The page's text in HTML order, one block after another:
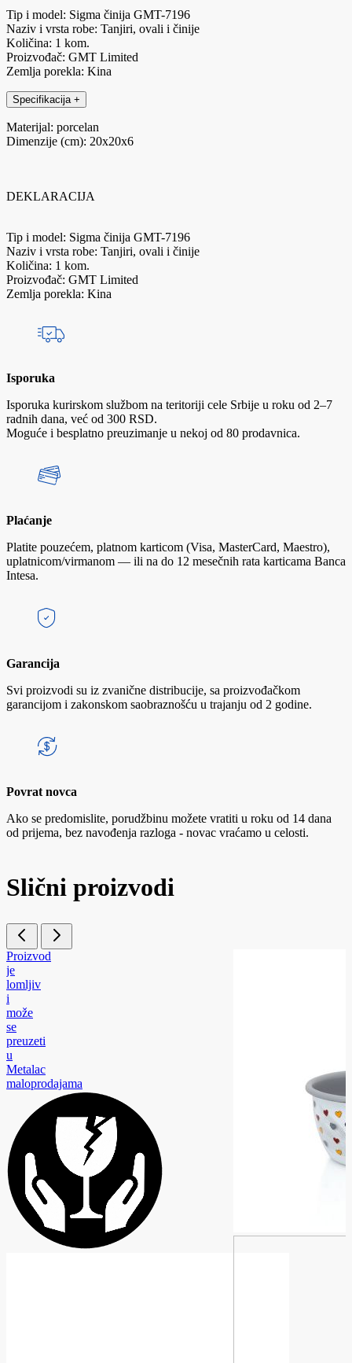
Tip i model: Sigma činija GMT-7196
Naziv i vrsta robe: Tanjiri, ovali i činije
Količina: 1 kom.
Proizvođač: GMT Limited
Zemlja porekla: Kina
Specifikacija +
Materijal: porcelan
Dimenzije (cm): 20x20x6
DEKLARACIJA
Tip i model: Sigma činija GMT-7196
Naziv i vrsta robe: Tanjiri, ovali i činije
Količina: 1 kom.
Proizvođač: GMT Limited
Zemlja porekla: Kina
Isporuka
Isporuka kurirskom službom na teritoriji cele Srbije u roku od 2–7
radnih dana, već od 300 RSD.
Moguće i besplatno preuzimanje u nekoj od 80 prodavnica.
Plaćanje
Platite pouzećem, platnom karticom (Visa, MasterCard, Maestro),
uplatnicom/virmanom — ili na do 12 mesečnih rata karticama Banca
Intesa.
Garancija
Svi proizvodi su iz zvanične distribucije, sa proizvođačkom
garancijom i zakonskom saobraznošću u trajanju od 2 godine.
Povrat novca
Ako se predomislite, porudžbinu možete vratiti u roku od 14 dana
od prijema, bez navođenja razloga - novac vraćamo u celosti.
Slični proizvodi
Proizvod
je
lomljiv
i
može
se
preuzeti
u
Metalac
maloprodajama